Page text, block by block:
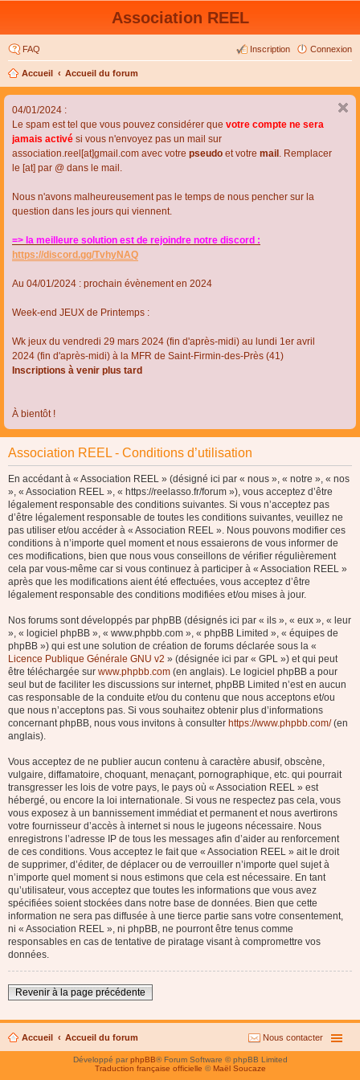
Association REEL
FAQ Connexion
Inscription
Accueil Accueil du forum
04/01/2024 :
Le spam est tel que vous pouvez considérer que votre compte ne sera
jamais activé si vous n'envoyez pas un mail sur
association.reel[at]gmail.com avec votre pseudo et votre mail . Remplacer
le [at] par @ dans le mail.
Nous n'avons malheureusement pas le temps de nous pencher sur la
question dans les jours qui viennent.
=> la meilleure solution est de rejoindre notre discord :
https://discord.gg/TvhyNAQ
Au 04/01/2024 : prochain évènement en 2024
Week-end JEUX de Printemps :
Wk jeux du vendredi 29 mars 2024 (fin d'après-midi) au lundi 1er avril
2024 (fin d'après-midi) à la MFR de Saint-Firmin-des-Près (41)
Inscriptions à venir plus tard
À bientôt !
Association REEL - Conditions d’utilisation
En accédant à « Association REEL » (désigné ici par « nous », « notre », « nos
», « Association REEL », « https://reelasso.fr/forum »), vous acceptez d’être
légalement responsable des conditions suivantes. Si vous n’acceptez pas
d’être légalement responsable de toutes les conditions suivantes, veuillez ne
pas utiliser et/ou accéder à « Association REEL ». Nous pouvons modifier ces
conditions à n’importe quel moment et nous essaierons de vous informer de
ces modifications, bien que nous vous conseillons de vérifier régulièrement
cela par vous-même car si vous continuez à participer à « Association REEL »
après que les modifications aient été effectuées, vous acceptez d’être
légalement responsable des conditions modifiées et/ou mises à jour.
Nos forums sont développés par phpBB (désignés ici par « ils », « eux », « leur
», « logiciel phpBB », « www.phpbb.com », « phpBB Limited », « équipes de
phpBB ») qui est une solution de création de forums déclarée sous la «
Licence Publique Générale GNU v2 » (désignée ici par « GPL ») et qui peut
être téléchargée sur www.phpbb.com (en anglais). Le logiciel phpBB a pour
seul but de faciliter les discussions sur internet, phpBB Limited n’est en aucun
cas responsable de la conduite et/ou du contenu que nous acceptons et/ou
que nous n’acceptons pas. Si vous souhaitez obtenir plus d’informations
concernant phpBB, nous vous invitons à consulter https://www.phpbb.com/(en
anglais).
Vous acceptez de ne publier aucun contenu à caractère abusif, obscène,
vulgaire, diffamatoire, choquant, menaçant, pornographique, etc. qui pourrait
transgresser les lois de votre pays, le pays où « Association REEL » est
hébergé, ou encore la loi internationale. Si vous ne respectez pas cela, vous
vous exposez à un bannissement immédiat et permanent et nous avertirons
votre fournisseur d’accès à internet si nous le jugeons nécessaire. Nous
enregistrons l’adresse IP de tous les messages afin d’aider au renforcement
de ces conditions. Vous acceptez le fait que « Association REEL » ait le droit
de supprimer, d’éditer, de déplacer ou de verrouiller n’importe quel sujet à
n’importe quel moment si nous estimons que cela est nécessaire. En tant
qu’utilisateur, vous acceptez que toutes les informations que vous avez
spécifiées soient stockées dans notre base de données. Bien que cette
information ne sera pas diffusée à une tierce partie sans votre consentement,
ni « Association REEL », ni phpBB, ne pourront être tenus comme
responsables en cas de tentative de piratage visant à compromettre vos
données.
Revenir à la page précédente
Accueil Accueil du forum Nous contacter
Développé parphpBB® Forum Software © phpBB Limited
Traduction française officielle © Maël Soucaze